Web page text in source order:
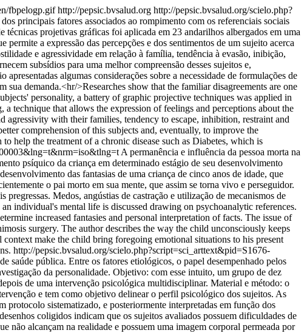
fbpelogp.gif http://pepsic.bvsalud.org http://pepsic.bvsalud.org/scielo.php?
principais fatores associados ao rompimento com os referenciais sociais
projetivas gráficas foi aplicada em 23 andarilhos albergados em uma
a expressão das percepções e dos sentimentos de um sujeito acerca
e agressividade em relação à família, tendência à evasão, inibição,
subsídios para uma melhor compreensão desses sujeitos e,
algumas considerações sobre a necessidade de formulações de
demanda.<hr/>Researches show that the familiar disagreements are one
personality, a battery of graphic projective techniques was applied in
technique that allows the expression of feelings and perceptions about the
with their families, tendency to escape, inhibition, restraint and
comprehension of this subjects and, eventually, to improve the
help the treatment of a chronic disease such as Diabetes, which is
A permanência e influência da pessoa morta na
psíquico da criança em determinado estágio de seu desenvolvimento
das fantasias de uma criança de cinco anos de idade, que
o pai morto em sua mente, que assim se torna vivo e perseguidor.
Medos, angústias de castração e utilização de mecanismos de
individual's mental life is discussed drawing on psychoanalytic references.
increased fantasies and personal interpretation of facts. The issue of
surgery. The author describes the way the child unconsciously keeps
make the child bring foregoing emotional situations to his present
http://pepsic.bvsalud.org/scielo.php?script=sci_arttext&pid=S1676-
saúde pública. Entre os fatores etiológicos, o papel desempenhado pelos
da personalidade. Objetivo: com esse intuito, um grupo de dez
de uma intervenção psicológica multidisciplinar. Material e método: o
e tem como objetivo delinear o perfil psicológico dos sujeitos. As
protocolo sistematizado, e posteriormente interpretadas em função dos
coligidos indicam que os sujeitos avaliados possuem dificuldades de
não alcançam na realidade e possuem uma imagem corporal permeada por